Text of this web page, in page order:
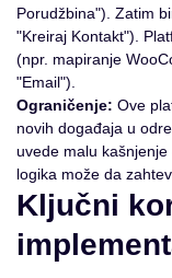
Porudžbina"). Zatim
"Kreiraj Kontakt").
(npr. mapiranje
"Email").
Ograničenje: Ove
novih događaja u
uvede malu
logika može da
Ključni